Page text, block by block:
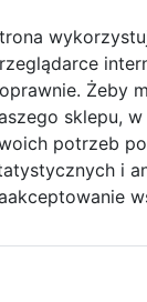
70
Żeby
sklepu,
potrzeb
i